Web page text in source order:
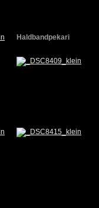
Haldbandpekari